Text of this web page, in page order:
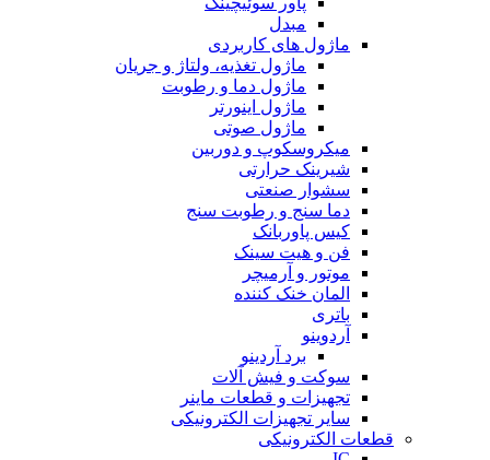
مبدل
ماژول های کاربردی
ماژول تغذیه، ولتاژ و جریان
ماژول دما و رطوبت
ماژول اینورتر
ماژول صوتی
میکروسکوپ و دوربین
شیرینک حرارتی
سشوار صنعتی
دما سنج و رطوبت سنج
کیس پاوربانک
فن و هیت سینک
موتور و آرمیچر
المان خنک کننده
باتری
آردوینو
برد آردینو
سوکت و فیش آلات
تجهیزات و قطعات ماینر
سایر تجهیزات الکترونیکی
قطعات الکترونیکی